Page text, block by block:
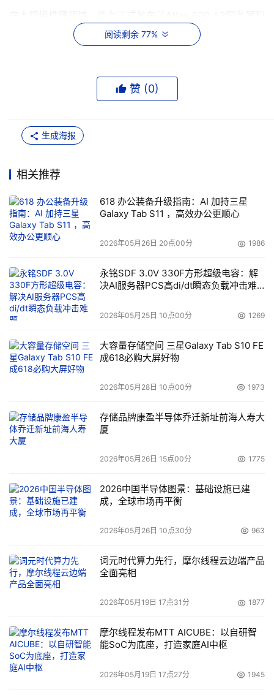
Atlas 800 A3超节点，配合华为向伙伴开放的大规模专家并
行加速算法，通过将庞大的专家模型拆解为多个子专家，并
的吞吐量，为大规模推理场景提供领先的解决方案。
件、底层软件到工具链的全面支持，伙伴基于行业理解，集
成匹配业务场景的不同模型或应用，整合成大模型一体机，
前，已经有超过80家伙伴基于昇腾打造了开箱即用的大模
型一体机，并通过极简部署和灵活配置，满足企业多样化的
需求。
此外，华为在会上还推出了AI数据湖解决方案，旨在帮助企
动；高吞吐、高可靠的数据中心网络，解决数据中心网络通
常面临“网络复杂度高、容易局部堵塞”和“硬件器件可靠性不
足”两大挑战，加速行业模型训练效率；星河AI园区网络打
景。
推动创新，释放千行万业新的潜力。华为将聚焦ICT根技
术，构筑竞争力领先的数智基础设施，携手伙伴加速行业智
能化走深向实，共赢时代新机遇。”
为更好的赋能行业智能化升级，华为带来了涵盖计算、数
华为计算产品线总裁 张熙伟
围绕“因聚而生，共筑坚实算力底座”这一主题，华为计算产
新、大模型创新、AI应用创新”三大浪潮。如今，大模型能
力的快速增强推动AI应用的规模商用，带来“企业轻量化部
署、集群推理建设、打造行业专属大模型”三波新机遇，华
阅读剩余 77%
赞 (0)
生成海报
相关推荐
618 办公装备升级指南：AI 加持三星
Galaxy Tab S11 ，高效办公更顺心
2026年05月26日 20点00分 1986
永铭SDF 3.0V 330F方形超级电容：解
决AI服务器PCS高di/dt瞬态负载冲击难
2026年05月25日 10点00分 1269
大容量存储空间 三星Galaxy Tab S10 FE
成618必购大屏好物
2026年05月28日 10点00分 1973
存储品牌康盈半导体乔迁新址前海人寿大
厦
2026年05月26日 15点00分 1775
2026中国半导体图景：基础设施已建
成，全球市场再平衡
2026年05月26日 10点30分 963
词元时代算力先行，摩尔线程云边端产品
全面亮相
2026年05月19日 17点31分 1877
摩尔线程发布MTT AICUBE：以自研智
能SoC为底座，打造家庭AI中枢
2026年05月19日 17点27分 1945